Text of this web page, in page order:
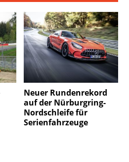
Neuer Rundenrekord
auf der Nürburgring-
Nordschleife für
Serienfahrzeuge